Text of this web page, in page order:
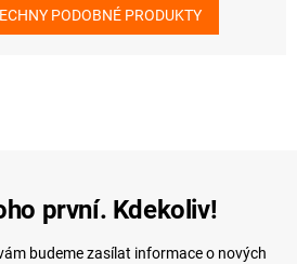
PODOBNÉ PRODUKTY
první. Kdekoliv!
budeme zasílat informace o nových